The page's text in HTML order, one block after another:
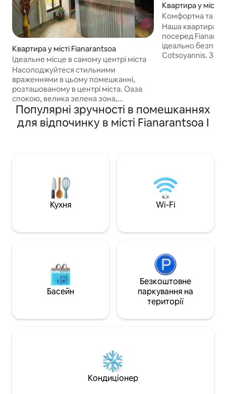
Квартира у місті Fianarantsoa
Ідеальне місце в самому центрі міста
Насолоджуйтеся стильними
враженнями в цьому помешканні,
розташованому в центрі міста. Оаза
спокою, велика зелена зона,
розташована на невеликому пагорбі, зі
свіжим повітрям... Ця квартира –
чудове місце для спільного
усіма зручностями, ринком,
супермаркетом, банком,
ресторанами, баром... 5 хвилин пішки.
Квартира у місті
Комфортна та
центрі міста
Наша квартира
посеред
ідеально
Cotsoyannis. З
зручностей:
безкоштовної
Популярні зручності в помешканнях
для відпочинку в місті Fianarantsoa I
Кухня Wi-Fi
Басейн
Безкоштовне
паркування на
території
Кондиціонер